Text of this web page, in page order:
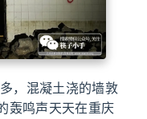
，混凝土浇的墙敦
轰鸣声天天在重庆